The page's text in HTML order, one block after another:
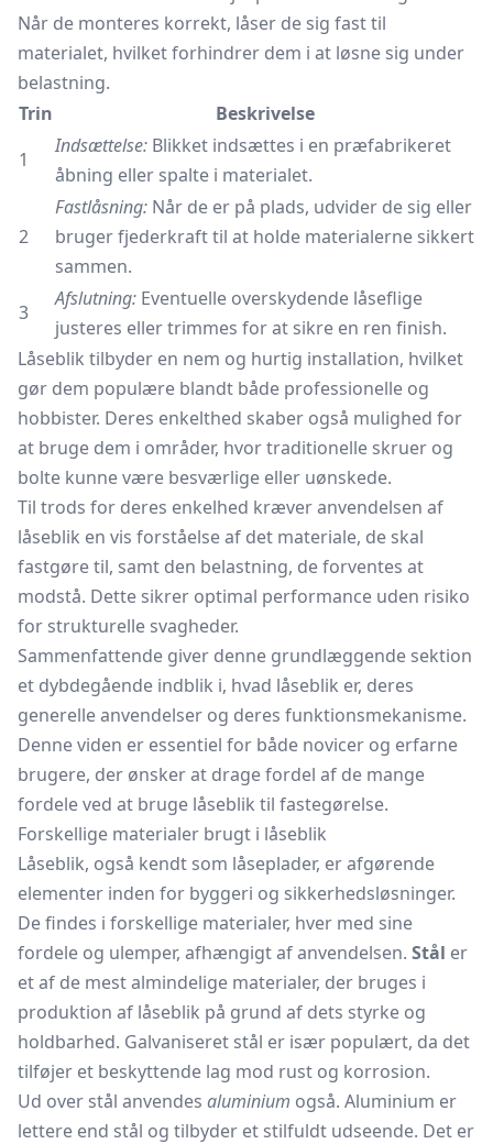
Når de monteres korrekt, låser de sig fast til
materialet, hvilket forhindrer dem i at løsne sig under
belastning.
Trin
Beskrivelse
1
Indsættelse: Blikket indsættes i en præfabrikeret
åbning eller spalte i materialet.
2
Fastlåsning: Når de er på plads, udvider de sig eller
bruger fjederkraft til at holde materialerne sikkert
sammen.
3
Afslutning: Eventuelle overskydende låseflige
justeres eller trimmes for at sikre en ren finish.
Låseblik tilbyder en nem og hurtig installation, hvilket
gør dem populære blandt både professionelle og
hobbister. Deres enkelthed skaber også mulighed for
at bruge dem i områder, hvor traditionelle skruer og
bolte kunne være besværlige eller uønskede.
Til trods for deres enkelhed kræver anvendelsen af
låseblik en vis forståelse af det materiale, de skal
fastgøre til, samt den belastning, de forventes at
modstå. Dette sikrer optimal performance uden risiko
for strukturelle svagheder.
Sammenfattende giver denne grundlæggende sektion
et dybdegående indblik i, hvad låseblik er, deres
generelle anvendelser og deres funktionsmekanisme.
Denne viden er essentiel for både novicer og erfarne
brugere, der ønsker at drage fordel af de mange
fordele ved at bruge låseblik til fastegørelse.
Forskellige materialer brugt i låseblik
Låseblik, også kendt som låseplader, er afgørende
elementer inden for byggeri og sikkerhedsløsninger.
De findes i forskellige materialer, hver med sine
fordele og ulemper, afhængigt af anvendelsen. Stål er
et af de mest almindelige materialer, der bruges i
produktion af låseblik på grund af dets styrke og
holdbarhed. Galvaniseret stål er især populært, da det
tilføjer et beskyttende lag mod rust og korrosion.
Ud over stål anvendes aluminium også. Aluminium er
lettere end stål og tilbyder et stilfuldt udseende. Det er